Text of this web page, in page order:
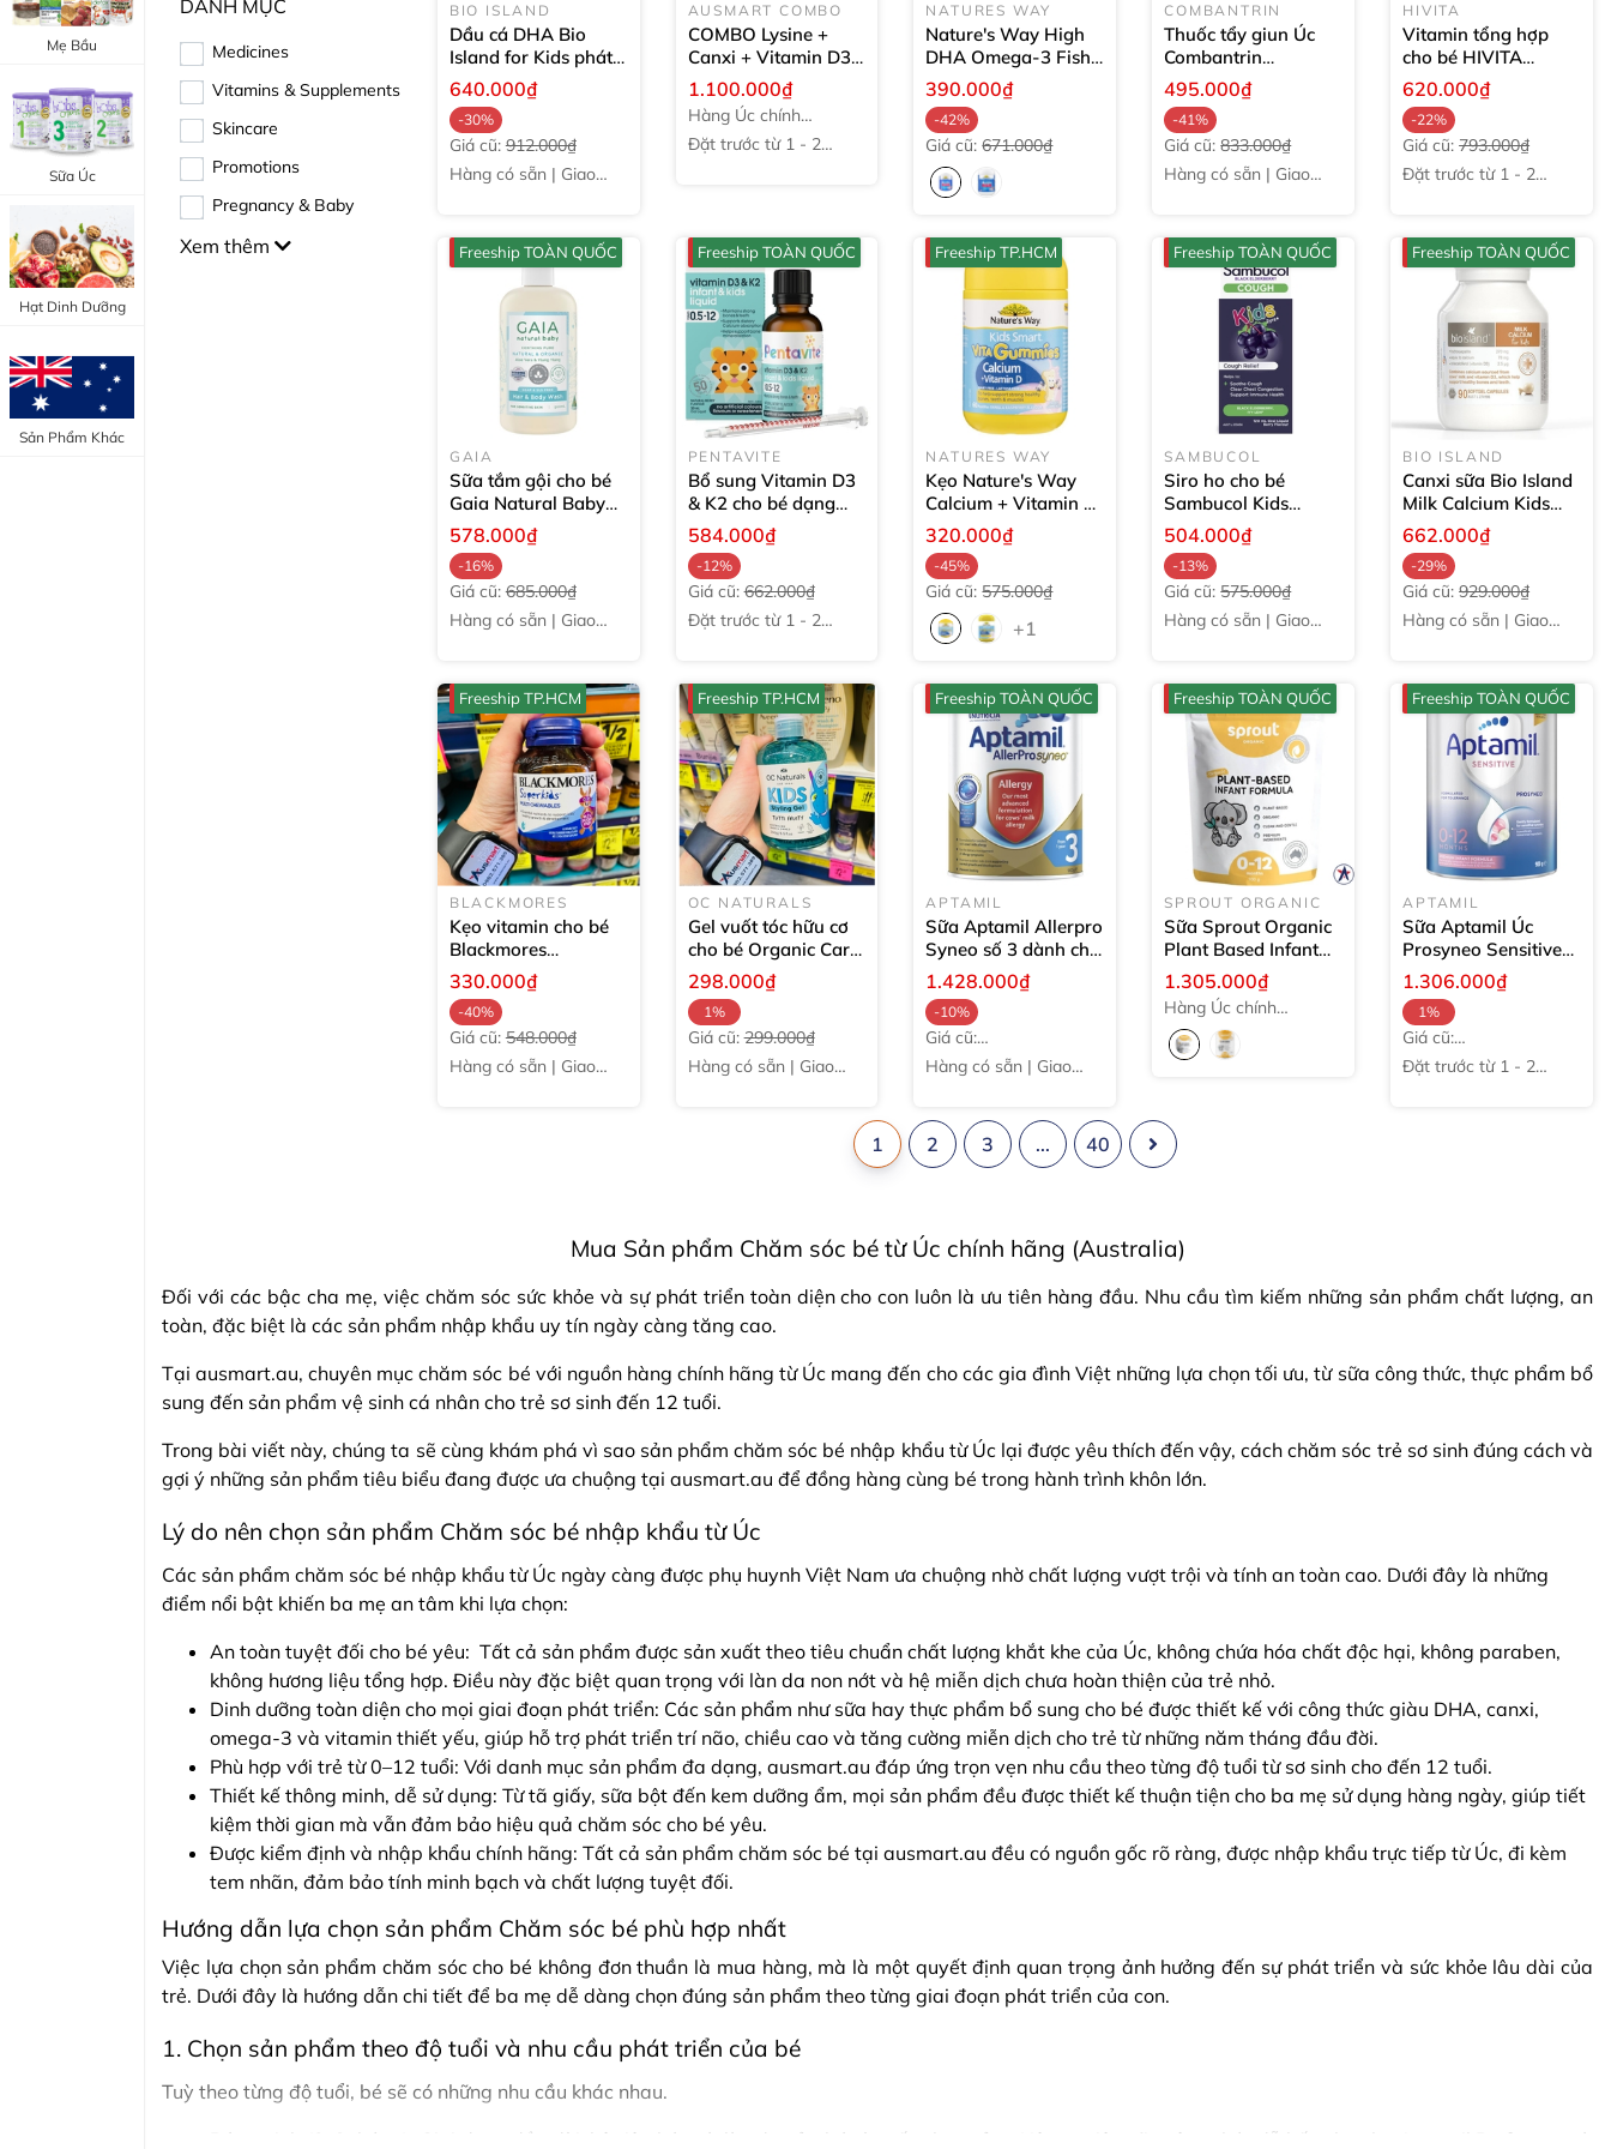
Bổ Khớp - Xương
Bổ Não - Tim Mạch
Canxi - Vitamin D
"Thực Phẩm Chức Năng Úc"
Trang Điểm Mắt
Trang Điểm Môi
Tẩy Trang - Toner
Dụng Cụ Trang Điểm
Mẹ Bầu
Sữa Úc
Hạt Dinh Dưỡng
Sản Phẩm Khác
DANH MỤC
Medicines
Vitamins & Supplements
Skincare
Promotions
Pregnancy & Baby
Xem thêm
BIO ISLAND
Dầu cá DHA Bio
Island for Kids phát
triển não cho bé
viên
640.000₫
-30%
Giá cũ:912.000₫
Hàng có sẵn | Giao
AUSMART COMBO
COMBO Lysine +
Canxi + Vitamin D3
tăng chiều cao cho
trẻCombo Lysine
Canxi Vitamin D3
Ostelin - 1 bộ
1.100.000₫
Hàng Úc chính
hãng
Đặt trước từ 1 - 2
NATURES WAY
Nature's Way High
DHA Omega-3 Fish
Oil Trio Kids Smart
Bursts 60 viên
390.000₫
-42%
Giá cũ:671.000₫
COMBANTRIN
Thuốc tẩy giun Úc
Combantrin
Chocolate Squares
24 miếng
495.000₫
-41%
Giá cũ:833.000₫
Hàng có sẵn | Giao
HIVITA
Vitamin tổng hợp
cho bé HIVITA
Wellness
Multivitamin
Minerals & Herbs for
Kids200ml
620.000₫
-22%
Giá cũ:793.000₫
Đặt trước từ 1 - 2
Freeship TOÀN QUỐC
GAIA
Sữa tắm gội cho bé
Gaia Natural Baby
Organic Hair Body
Wash500ml
578.000₫
-16%
Giá cũ:685.000₫
Hàng có sẵn | Giao
Freeship TOÀN QUỐC
PENTAVITE
Bổ sung Vitamin D3
& K2 cho bé dạng
lỏng Pentavite Infant
& Kids Liquid
584.000₫
-12%
Giá cũ:662.000₫
Đặt trước từ 1 - 2
Freeship TP.HCM
NATURES WAY
Kẹo Nature's Way
Calcium + Vitamin D
Kids Smart Vita
Gummies60 viên
320.000₫
-45%
Giá cũ:575.000₫
+1
Freeship TOÀN QUỐC
SAMBUCOL
Siro ho cho bé
Sambucol Kids
Cough Liquid
504.000₫
-13%
Giá cũ:575.000₫
Hàng có sẵn | Giao
Freeship TOÀN QUỐC
BIO ISLAND
Canxi sữa Bio Island
Milk Calcium Kids
cho bé của Úc
viên
662.000₫
-29%
Giá cũ:929.000₫
Hàng có sẵn | Giao
Freeship TP.HCM
BLACKMORES
Kẹo vitamin cho bé
Blackmores
Superkids Multi
Chewables
330.000₫
-40%
Giá cũ:548.000₫
Hàng có sẵn | Giao
Freeship TP.HCM
OC NATURALS
Gel vuốt tóc hữu cơ
cho bé Organic Care
Naturals Kids Styling
Gel250ml
298.000₫
1%
Giá cũ:299.000₫
Hàng có sẵn | Giao
Freeship TOÀN QUỐC
APTAMIL
Sữa Aptamil Allerpro
Syneo số 3 dành cho
trẻ từ 1-3 tuổi
1.428.000₫
-10%
Giá cũ:
1.585.000₫
Hàng có sẵn | Giao
Freeship TOÀN QUỐC
SPROUT ORGANIC
Sữa Sprout Organic
Plant Based Infant
cho bé dưới 1 tuổi
700g (dạng túi)
1.305.000₫
Hàng Úc chính
hãng
Freeship TOÀN QUỐC
APTAMIL
Sữa Aptamil Úc
Prosyneo Sensitive
Infant (0-12 tháng)
900g
1.306.000₫
1%
Giá cũ:
1.319.000₫
Đặt trước từ 1 - 2
1 2 3 ... 40
Mua Sản phẩm Chăm sóc bé từ Úc chính hãng (Australia)
Đối với các bậc cha mẹ, việc chăm sóc sức khỏe và sự phát triển toàn diện cho con luôn là ưu tiên hàng đầu. Nhu cầu tìm kiếm những sản phẩm chất lượng, an
toàn, đặc biệt là các sản phẩm nhập khẩu uy tín ngày càng tăng cao.
Tại ausmart.au, chuyên mục chăm sóc bé với nguồn hàng chính hãng từ Úc mang đến cho các gia đình Việt những lựa chọn tối ưu, từ sữa công thức, thực phẩm bổ
sung đến sản phẩm vệ sinh cá nhân cho trẻ sơ sinh đến 12 tuổi.
Trong bài viết này, chúng ta sẽ cùng khám phá vì sao sản phẩm chăm sóc bé nhập khẩu từ Úc lại được yêu thích đến vậy, cách chăm sóc trẻ sơ sinh đúng cách và
gợi ý những sản phẩm tiêu biểu đang được ưa chuộng tại ausmart.au để đồng hàng cùng bé trong hành trình khôn lớn.
Lý do nên chọn sản phẩm Chăm sóc bé nhập khẩu từ Úc
Các sản phẩm chăm sóc bé nhập khẩu từ Úc ngày càng được phụ huynh Việt Nam ưa chuộng nhờ chất lượng vượt trội và tính an toàn cao. Dưới đây là những
điểm nổi bật khiến ba mẹ an tâm khi lựa chọn:
An toàn tuyệt đối cho bé yêu: Tất cả sản phẩm được sản xuất theo tiêu chuẩn chất lượng khắt khe của Úc, không chứa hóa chất độc hại, không paraben,
không hương liệu tổng hợp. Điều này đặc biệt quan trọng với làn da non nớt và hệ miễn dịch chưa hoàn thiện của trẻ nhỏ.
Dinh dưỡng toàn diện cho mọi giai đoạn phát triển: Các sản phẩm như sữa hay thực phẩm bổ sung cho bé được thiết kế với công thức giàu DHA, canxi,
omega-3 và vitamin thiết yếu, giúp hỗ trợ phát triển trí não, chiều cao và tăng cường miễn dịch cho trẻ từ những năm tháng đầu đời.
Phù hợp với trẻ từ 0–12 tuổi: Với danh mục sản phẩm đa dạng, ausmart.au đáp ứng trọn vẹn nhu cầu theo từng độ tuổi từ sơ sinh cho đến 12 tuổi.
Thiết kế thông minh, dễ sử dụng: Từ tã giấy, sữa bột đến kem dưỡng ẩm, mọi sản phẩm đều được thiết kế thuận tiện cho ba mẹ sử dụng hàng ngày, giúp tiết
kiệm thời gian mà vẫn đảm bảo hiệu quả chăm sóc cho bé yêu.
Được kiểm định và nhập khẩu chính hãng: Tất cả sản phẩm chăm sóc bé tại ausmart.au đều có nguồn gốc rõ ràng, được nhập khẩu trực tiếp từ Úc, đi kèm
tem nhãn, đảm bảo tính minh bạch và chất lượng tuyệt đối.
Hướng dẫn lựa chọn sản phẩm Chăm sóc bé phù hợp nhất
Việc lựa chọn sản phẩm chăm sóc cho bé không đơn thuần là mua hàng, mà là một quyết định quan trọng ảnh hưởng đến sự phát triển và sức khỏe lâu dài của
trẻ. Dưới đây là hướng dẫn chi tiết để ba mẹ dễ dàng chọn đúng sản phẩm theo từng giai đoạn phát triển của con.
1. Chọn sản phẩm theo độ tuổi và nhu cầu phát triển của bé
Tuỳ theo từng độ tuổi, bé sẽ có những nhu cầu khác nhau.
Bé sơ sinh (0-6 tháng): Giai đoạn đầu đời, hệ tiêu hóa và làn da của bé còn rất nhạy cảm. Nên ưu tiên sữa công thức dễ hấp thu như Aptamil Profutura, và